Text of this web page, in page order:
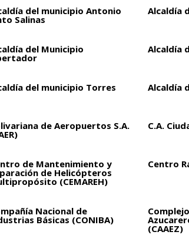
del municipio Antonio
Salinas
Alcaldía
del Municipio Alcaldía
del municipio Torres Alcaldía
de Aeropuertos S.A. C.A.
de Mantenimiento y
de Helicópteros
(CEMAREH)
Centro
Nacional de
Básicas (CONIBA)
(CAAEZ)